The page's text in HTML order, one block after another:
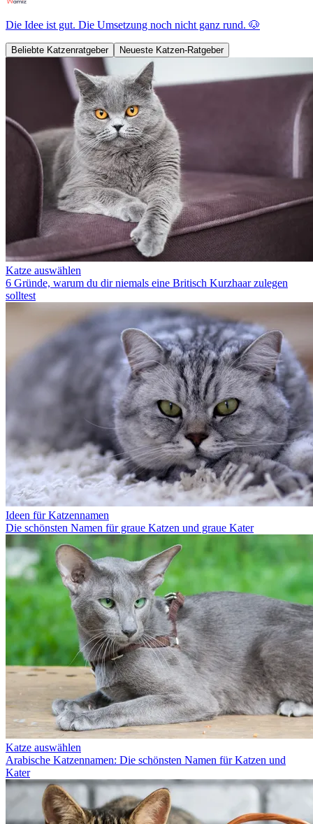
Die Idee ist gut. Die Umsetzung noch nicht ganz rund. 🐶
Beliebte Katzenratgeber Neueste Katzen-Ratgeber
Katze auswählen
6 Gründe, warum du dir niemals eine Britisch Kurzhaar zulegen
solltest
Ideen für Katzennamen
Die schönsten Namen für graue Katzen und graue Kater
Katze auswählen
Arabische Katzennamen: Die schönsten Namen für Katzen und
Kater